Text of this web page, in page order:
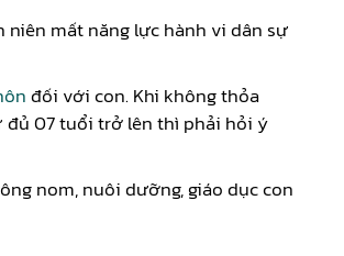
niên mất năng lực hành vi dân sự
đối với con. Khi không thỏa
đủ 07 tuổi trở lên thì phải hỏi ý
nom, nuôi dưỡng, giáo dục con